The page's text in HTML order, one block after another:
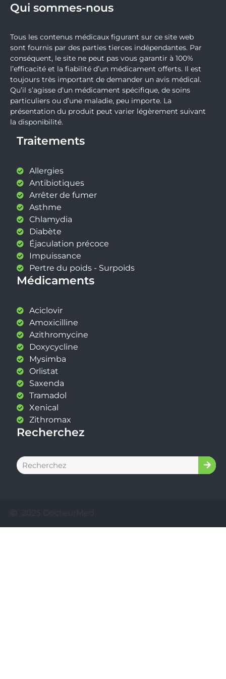
Qui sommes-nous
Tous les contenus médicaux figurant sur ce site web
sont fournis par des parties tierces indépendantes. Par
conséquent, le site ne peut pas vous garantir à 100%
l’efficacité et la fiabilité d’un médicament offerts. Il est
toujours très important de demander un avis médical.
Qu’il s’agisse d’un médicament spécifique, de soins
particuliers ou d’une maladie, peu importe. La
présentation du produit peut varier légèrement suivant
la disponibilité.
Traitements
Allergies
Antibiotiques
Arrêter de fumer
Asthme
Chlamydia
Diabète
Éjaculation précoce
Impuissance
Pertre du poids - Surpoids
Médicaments
Aciclovir
Amoxicilline
Azithromycine
Doxycycline
Mysimba
Orlistat
Saxenda
Tramadol
Xenical
Zithromax
Recherchez